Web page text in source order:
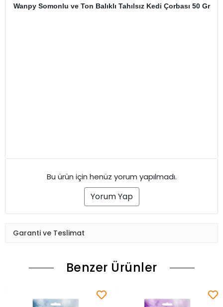
Wanpy Somonlu ve Ton Balıklı Tahılsız Kedi Çorbası 50 Gr
Bu ürün için henüz yorum yapılmadı.
Yorum Yap
Garanti ve Teslimat
Benzer Ürünler